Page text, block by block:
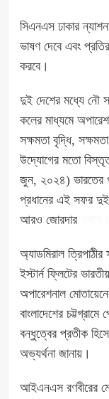
সিএনএস ঢাকার
ভাষণ দেবে এবং
করবে।
দুই দেশের মধ্যে নৌ
কলের মাধ্যমে
সক্ষমতা বৃদ্ধি,
উদ্যোগের মতো
জুন, ২০২৪) ভারতের
প্রধানের এই সফর দুই
আরও জোরদার
অ্যাডমিরাল
ইস্টার্ন ফ্লিটের
অপারেশনাল
বাংলাদেশের
বন্ধুত্বের প্রতীক
অভ্যর্থনা জানায়।
আইএনএস রণবীরের